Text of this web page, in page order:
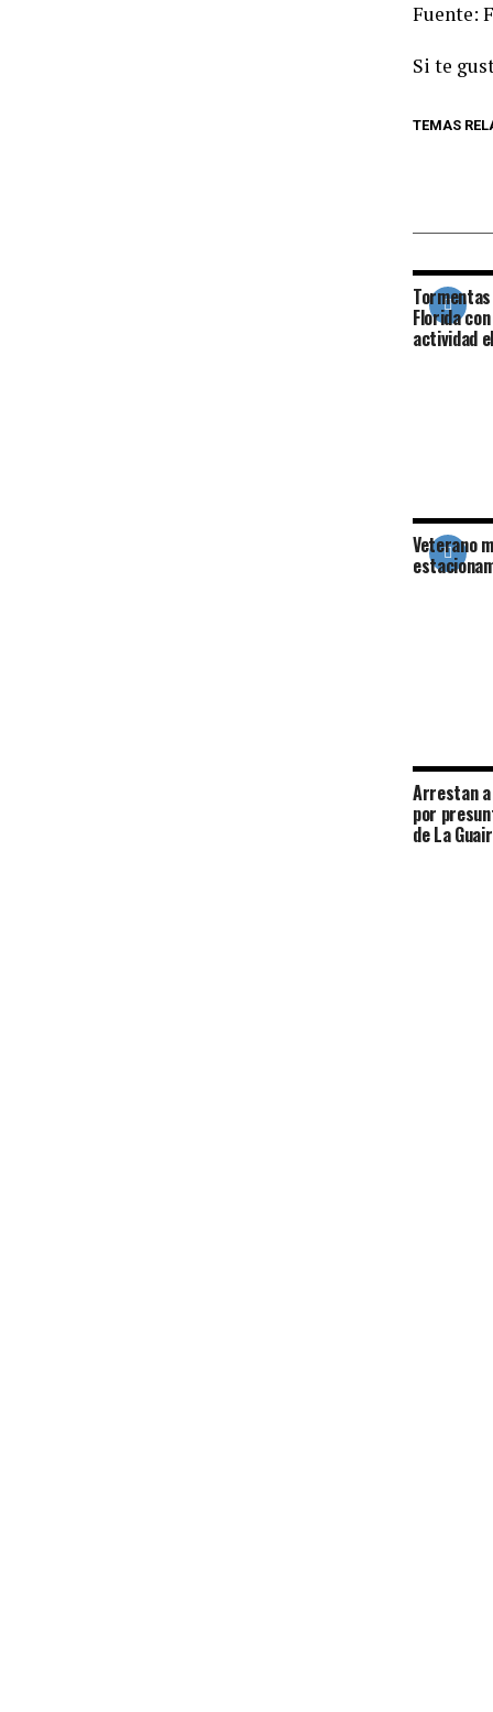
Fuente:
Si te
TEMAS
Florida
actividad
Veterano
Arrestan a
por
de La